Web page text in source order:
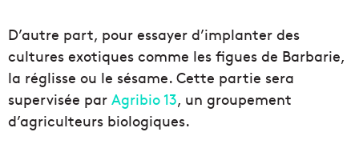
D’autre part, pour essayer d’implanter des
cultures exotiques comme les figues de Barbarie,
la réglisse ou le sésame. Cette partie sera
supervisée par Agribio 13, un groupement
d’agriculteurs biologiques.